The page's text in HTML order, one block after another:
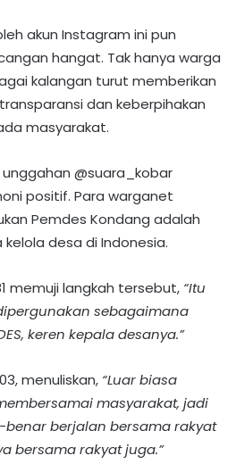
akun Instagram ini pun
hangat. Tak hanya warga
kalangan turut memberikan
dan keberpihakan
masyarakat.
@suara_kobar
positif. Para warganet
Pemdes Kondang adalah
desa di Indonesia.
memuji langkah tersebut, “Itu
sebagaimana
keren kepala desanya.”
menuliskan, “Luar biasa
masyarakat, jadi
berjalan bersama rakyat
bersama rakyat juga.”